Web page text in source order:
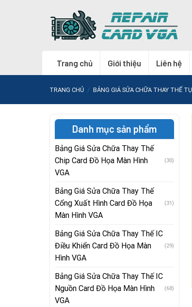
Trang chủ Giới thiệu Liên hệ
TRANG CHỦ / BẢNG GIÁ SỬA CHỮA THAY THẾ
Danh mục sản phẩm
Bảng Giá Sửa Chữa Thay Thế
Chip Card Đồ Họa Màn Hình
VGA
(30)
Bảng Giá Sửa Chữa Thay Thế
Cổng Xuất Hình Card Đồ Họa
Màn Hình VGA
(31)
Bảng Giá Sửa Chữa Thay Thế IC
Điều Khiển Card Đồ Họa Màn
Hình VGA
(29)
Bảng Giá Sửa Chữa Thay Thế IC
Nguồn Card Đồ Họa Màn Hình
VGA
(68)